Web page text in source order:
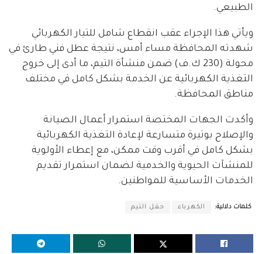
الطبيعي.
ويأتي هذا الإجراء عقب انقطاع شامل للتيار الكهربائي
شهدته المحافظة مساء أمس، نتيجة عطل فني طارئ في
محولة (230 ك.ف) ضمن منشأة التيم، ما أدى إلى خروج
التغذية الكهربائية عن الخدمة بشكل كامل في مختلف
مناطق المحافظة.
وأكدت الجهات المختصة استمرار أعمال الصيانة
والإصلاح بوتيرة متسارعة لإعادة التغذية الكهربائية
بشكل كامل في أقرب وقت ممكن، مع إعطاء الأولوية
للمنشآت الحيوية والخدمية لضمان استمرار تقديم
الخدمات الأساسية للمواطنين.
كلمات دلالية: الكهرباء حقل التيم